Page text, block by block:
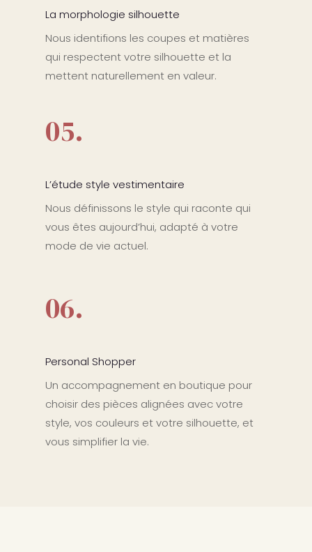
La morphologie silhouette
Nous identifions les coupes et matières
qui respectent votre silhouette et la
mettent naturellement en valeur.
05.
L’étude style vestimentaire
Nous définissons le style qui raconte qui
vous êtes aujourd’hui, adapté à votre
mode de vie actuel.
06.
Personal Shopper
Un accompagnement en boutique pour
choisir des pièces alignées avec votre
style, vos couleurs et votre silhouette, et
vous simplifier la vie.